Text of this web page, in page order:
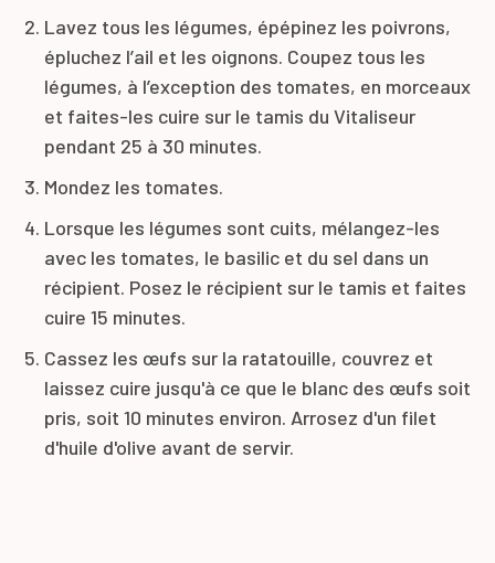
Lavez tous les légumes, épépinez les poivrons,
épluchez l’ail et les oignons. Coupez tous les
légumes, à l’exception des tomates, en morceaux
et faites-les cuire sur le tamis du Vitaliseur
pendant 25 à 30 minutes.
Mondez les tomates.
Lorsque les légumes sont cuits, mélangez-les
avec les tomates, le basilic et du sel dans un
récipient. Posez le récipient sur le tamis et faites
cuire 15 minutes.
Cassez les œufs sur la ratatouille, couvrez et
laissez cuire jusqu'à ce que le blanc des œufs soit
pris, soit 10 minutes environ. Arrosez d'un filet
d'huile d'olive avant de servir.